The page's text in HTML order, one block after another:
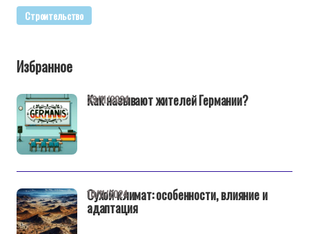
Строительство
Избранное
Как называют жителей Германии?
29/11/2024
Сухой климат: особенности, влияние и
адаптация
10/11/2024